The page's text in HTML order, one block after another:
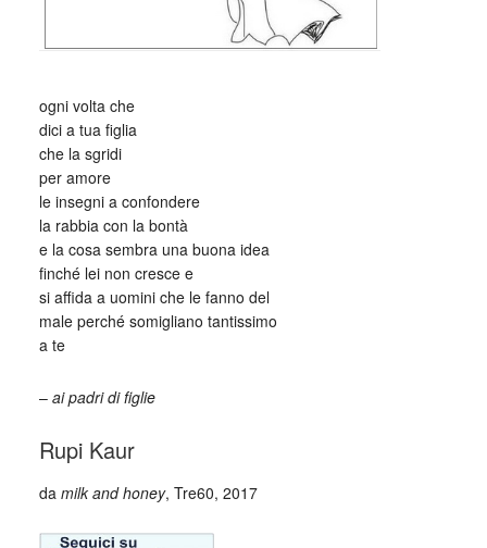
ogni volta che
dici a tua figlia
che la sgridi
per amore
le insegni a confondere
la rabbia con la bontà
e la cosa sembra una buona idea
finché lei non cresce e
si affida a uomini che le fanno del
male perché somigliano tantissimo
a te
– ai padri di figlie
Rupi Kaur
da milk and honey, Tre60, 2017